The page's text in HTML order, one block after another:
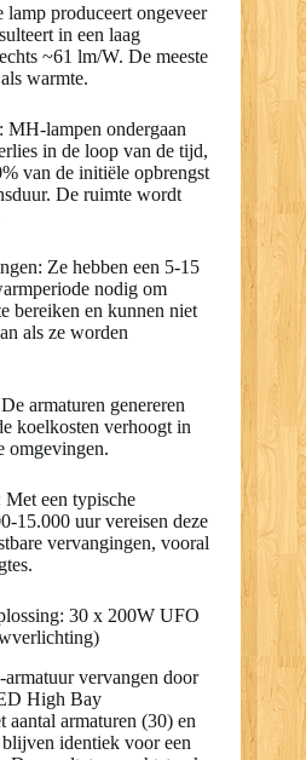
produceert ongeveer
in een laag
~61 lm/W. De meeste
warmte.
MH-lampen ondergaan
in de loop van de tijd,
van de initiële opbrengst
De ruimte wordt
Ze hebben een 5-15
nodig om
bereiken en kunnen niet
als ze worden
armaturen genereren
koelkosten verhoogt in
omgevingen.
een typische
15.000 uur vereisen deze
vervangingen, vooral
30 x 200W UFO
vervangen door
High Bay
armaturen (30) en
identiek voor een